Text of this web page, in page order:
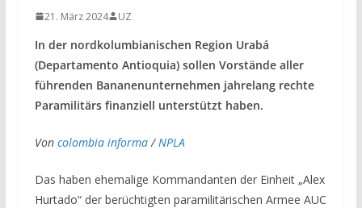
21. März 2024 UZ
In der nordkolumbianischen Region Urabá
(Departamento Antioquia) sollen Vorstände aller
führenden Bananenunternehmen jahrelang rechte
Paramilitärs finanziell unterstützt haben.
Von colombia informa/NPLA
Das haben ehemalige Kommandanten der Einheit „Alex
Hurtado“ der berüchtigten paramilitärischen Armee AUC